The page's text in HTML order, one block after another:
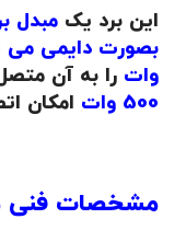
این برد یک مبدل برق 12 به
وات را به آن
500 وات
امکان
مشخصات فنی